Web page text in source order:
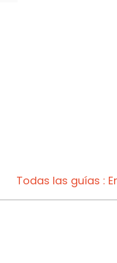
Todas las guías :